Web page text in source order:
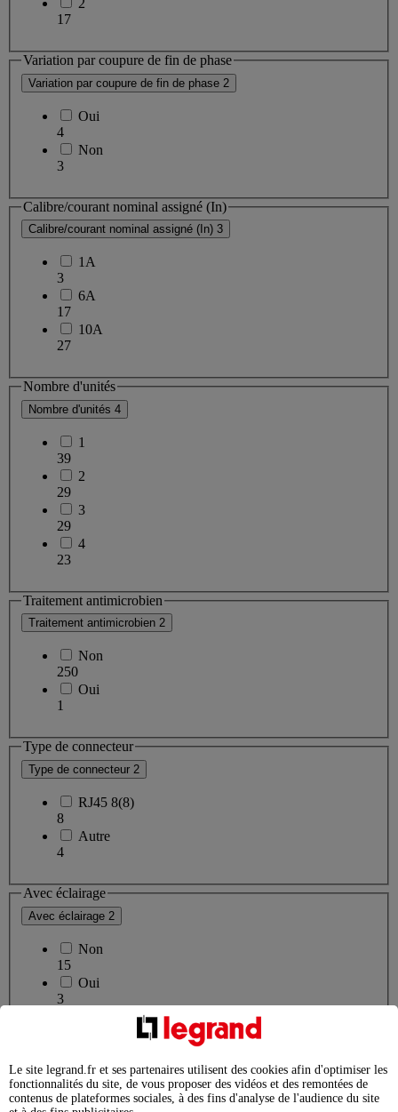
2
17
Variation par coupure de fin de phase
Variation par coupure de fin de phase 2
Oui
4
Non
3
Calibre/courant nominal assigné (In)
Calibre/courant nominal assigné (In) 3
1A
3
6A
17
10A
27
Nombre d'unités
Nombre d'unités 4
1
39
2
29
3
29
4
23
Traitement antimicrobien
Traitement antimicrobien 2
Non
250
Oui
1
Type de connecteur
Type de connecteur 2
RJ45 8(8)
8
Autre
4
Avec éclairage
Avec éclairage 2
Non
15
Oui
3
Sens de montage
Horizontal et vertical
Le site legrand.fr et ses partenaires utilisent des cookies afin d'optimiser les
fonctionnalités du site, de vous proposer des vidéos et des remontées de
contenus de plateformes sociales, à des fins d'analyse de l'audience du site